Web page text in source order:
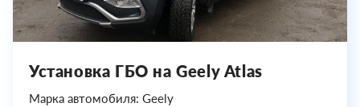
Установка ГБО на Geely Atlas
Марка автомобиля: Geely